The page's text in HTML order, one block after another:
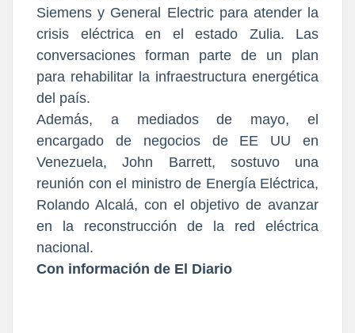
Siemens y General Electric para atender la
crisis eléctrica en el estado Zulia. Las
conversaciones forman parte de un plan
para rehabilitar la infraestructura energética
del país.
Además, a mediados de mayo, el
encargado de negocios de EE UU en
Venezuela, John Barrett, sostuvo una
reunión con el ministro de Energía Eléctrica,
Rolando Alcalá, con el objetivo de avanzar
en la reconstrucción de la red eléctrica
nacional.
Con información de El Diario